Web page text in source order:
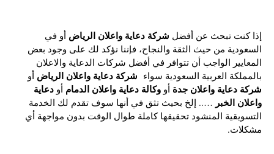
إذا كنت تبحث عن أفضلشركة دعاية واعلان الرياضأو في
السعودية من حيث الثقة والنجاح، فإننا نؤكد لك على وجود بعض
المعايير الواجب أن تتوافر في أفضل شركات الدعاية والاعلان
بالمملكة العربية السعودية سواءشركة دعاية واعلان الرياضأو
شركة دعاية واعلان جدةأو وكالة دعاية واعلان الدمامأو دعاية
واعلان الخبر….. إلخ بحيث تثق في أنها سوف تقدم لك الخدمة
التسويقية المنشود تحقيقها كاملة طوال الوقت بدون مواجهة أي
مشكلات.